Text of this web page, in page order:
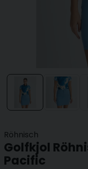
Röhnisch
Golfkjol
Pacific